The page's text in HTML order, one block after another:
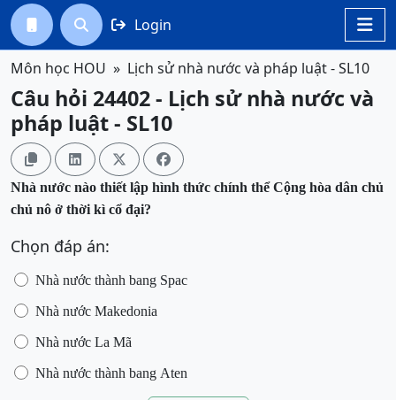

  Login
Môn học HOU Lịch sử nhà nước và pháp luật - SL10
Câu hỏi 24402 - Lịch sử nhà nước và
pháp luật - SL10
   
Nhà nước nào thiết lập hình thức chính thể Cộng hòa dân chủ
chủ nô ở thời kì cổ đại?
Chọn đáp án:
Nhà nước thành bang Spac
Nhà nước Makedonia
Nhà nước La Mã
Nhà nước thành bang Aten